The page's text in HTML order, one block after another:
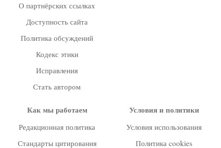
О партнёрских ссылках
Доступность сайта
Политика обсуждений
Кодекс этики
Исправления
Стать автором
Как мы работаем
Редакционная политика
Стандарты цитирования
Условия и политики
Условия использования
Политика cookies